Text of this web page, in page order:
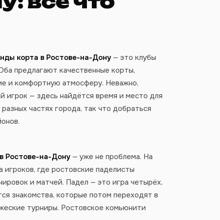
корта в Ростове-на-Дону — это клубы
предлагают качественные корты,
и комфортную атмосферу. Неважно,
игрок — здесь найдётся время и место для
частях города, так что добраться
Ростове-на-Дону — уже не проблема. На
где ростовские паделисты
и матчей. Падел — это игра четырёх,
знакомства, которые потом переходят в
турниры. Ростовское комьюнити